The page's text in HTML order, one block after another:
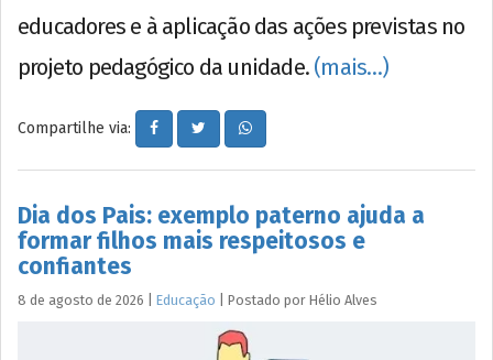
educadores e à aplicação das ações previstas no
projeto pedagógico da unidade. (mais…)
Compartilhe via:
Dia dos Pais: exemplo paterno ajuda a
formar filhos mais respeitosos e
confiantes
8 de agosto de 2026 Educação Postado por Hélio Alves